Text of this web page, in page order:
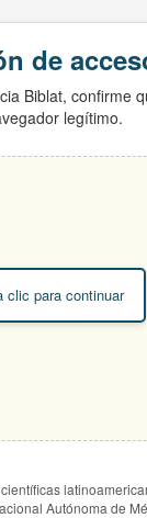
de
Biblat, confirme
legítimo.
clic para continuar
Autónoma de